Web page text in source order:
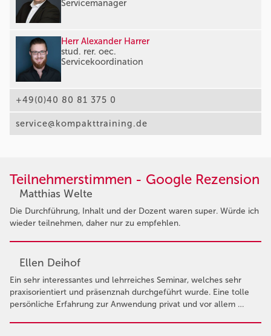
Servicemanager
Herr Alexander Harrer
stud. rer. oec.
Servicekoordination
+49(0)40 80 81 375 0
service@kompakttraining.de
Teilnehmerstimmen - Google Rezension
Matthias Welte
Die Durchführung, Inhalt und der Dozent waren super. Würde ich
wieder teilnehmen, daher nur zu empfehlen.
Ellen Deihof
Ein sehr interessantes und lehrreiches Seminar, welches sehr
praxisorientiert und präsenznah durchgeführt wurde. Eine tolle
persönliche Erfahrung zur Anwendung privat und vor allem …